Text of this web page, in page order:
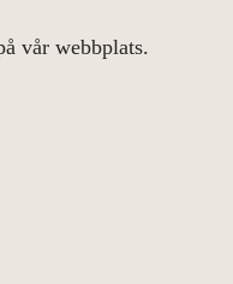
vår webbplats.